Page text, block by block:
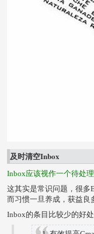
及时清空Inbox
Inbox应该视作一个待处
这其实是常识问题，很多
而习惯一旦养成，获益良
Inbox的条目比较少的好